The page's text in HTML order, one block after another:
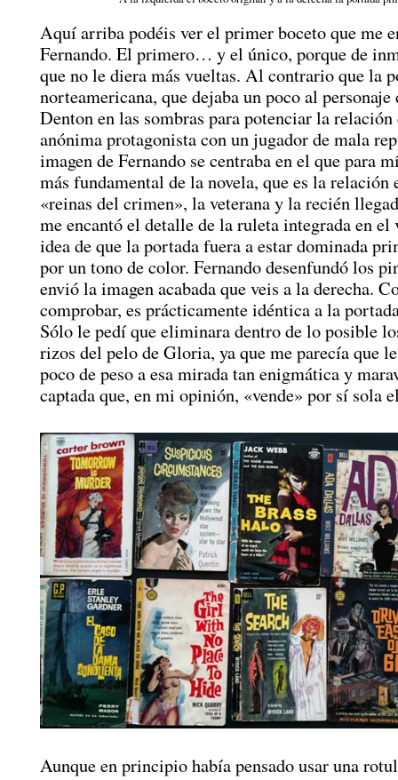
Aquí arriba podéis ver el primer boceto que me
Fernando. El primero… y el único, porque de
que no le diera más vueltas. Al contrario que la
norteamericana, que dejaba un poco al
Denton en las sombras para potenciar la
anónima protagonista con un jugador de mala
imagen de Fernando se centraba en el que para
más fundamental de la novela, que es la relación
«reinas del crimen», la veterana y la recién
me encantó el detalle de la ruleta integrada en el
idea de que la portada fuera a estar dominada
por un tono de color. Fernando desenfundó los
envió la imagen acabada que veis a la derecha.
comprobar, es prácticamente idéntica a la
Sólo le pedí que eliminara dentro de lo posible
rizos del pelo de Gloria, ya que me parecía que
poco de peso a esa mirada tan enigmática y
captada que, en mi opinión, «vende» por sí sola
Aunque en principio había pensado usar una